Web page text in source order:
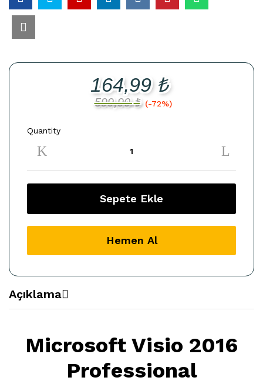
164,99₺
599,90₺ (-72%)
Dijital
Lisans
Visio
Professional
2016
Quantity
Sepete Ekle
Hemen Al
Açıklama
Microsoft Visio 2016
Professional